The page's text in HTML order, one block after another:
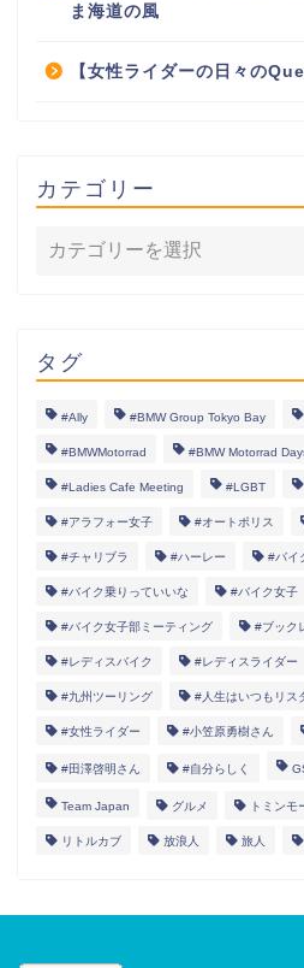
ま海道の風
【女性ライダーの日々の
カテゴリー
タグ
#Ally #BMW Group Tokyo Bay
#BMWMotorrad #BMW Motorrad
#Ladies Cafe Meeting #LGBT
#アラフォー女子 #オートポリス
#チャリブラ #ハーレー #バイ
#バイク乗りっていいな #バイク女子
#バイク女子部ミーティング #ブック
#レディスバイク #レディスライダー
#九州ツーリング #人生はいつもリス
#女性ライダー #小笠原勇樹さん
#田澤啓明さん #自分らしく
Team Japan グルメ トミンモ
リトルカブ 放浪人 旅人